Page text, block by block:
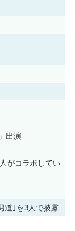
出演
がコラボしてい
道｣を3人で披露